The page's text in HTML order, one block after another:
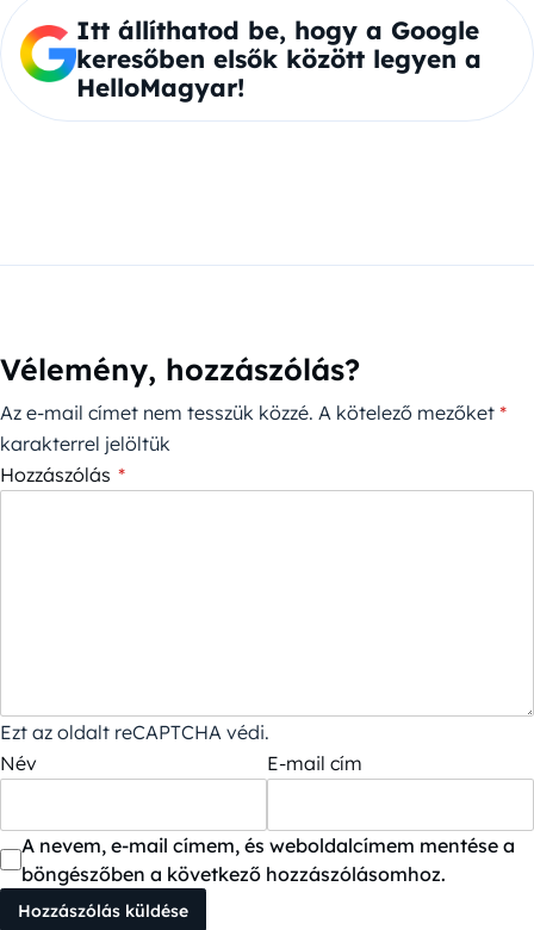
Itt állíthatod be, hogy a Google
keresőben elsők között legyen a
HelloMagyar!
Vélemény, hozzászólás?
Az e-mail címet nem tesszük közzé. A kötelező mezőket *
karakterrel jelöltük
Hozzászólás *
Ezt az oldalt reCAPTCHA védi.
Név
E-mail cím
A nevem, e-mail címem, és weboldalcímem mentése a
böngészőben a következő hozzászólásomhoz.